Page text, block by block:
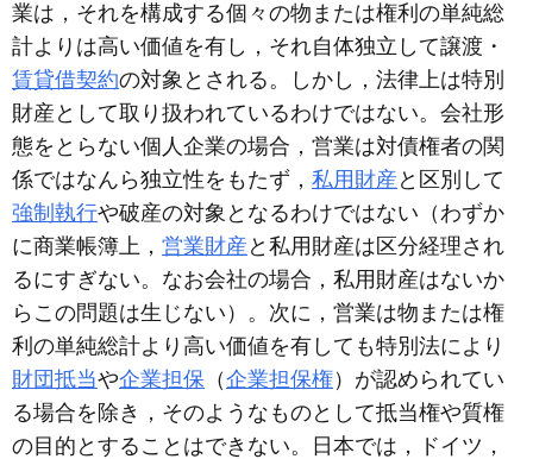
業は，それを構成する個々の物または権利の単純総
計よりは高い価値を有し，それ自体独立して譲渡・
賃貸借契約の対象とされる。しかし，法律上は特別
財産として取り扱われているわけではない。会社形
態をとらない個人企業の場合，営業は対債権者の関
係ではなんら独立性をもたず， 私用財産 と区別して
強制執行や破産の対象となるわけではない（わずか
に商業帳簿上， 営業財産 と私用財産は区分経理され
るにすぎない。なお会社の場合，私用財産はないか
らこの問題は生じない）。次に，営業は物または権
利の単純総計より高い価値を有しても特別法により
財団抵当や企業担保 （企業担保権）が認められてい
る場合を除き，そのようなものとして抵当権や質権
の目的とすることはできない。日本では，ドイツ，